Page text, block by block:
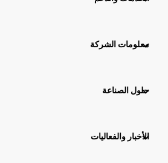
معلومات الشركة
حلول الصناعة
الأخبار والفعاليات